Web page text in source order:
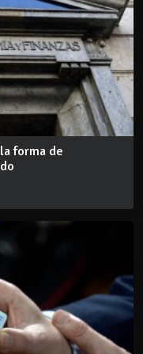
forma de